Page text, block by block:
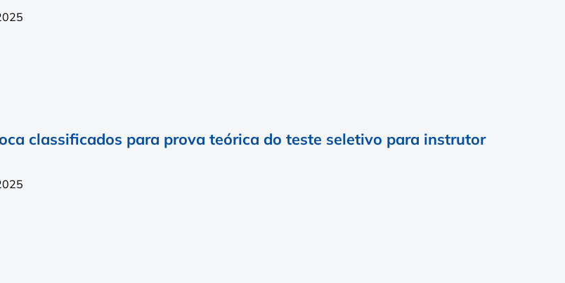
classificados para prova teórica do teste seletivo para instrutor